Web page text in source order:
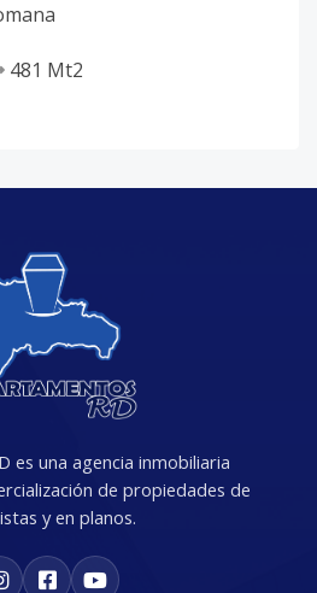
481 Mt2
es una agencia inmobiliaria
de propiedades de
y en planos.